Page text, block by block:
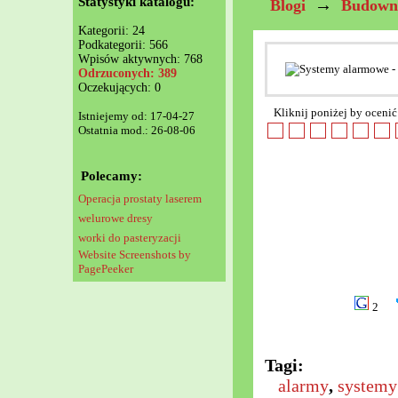
Kategorii: 24
Podkategorii: 566
Wpisów aktywnych: 768
Odrzuconych: 389
Oczekujących: 0
Istniejemy od: 17-04-27
Ostatnia mod.: 26-08-06
Polecamy:
Operacja prostaty laserem
welurowe dresy
worki do pasteryzacji
Website Screenshots by
PagePeeker
Blogi →
Kliknij poniżej by ocenić
2
Tagi:
alarmy,